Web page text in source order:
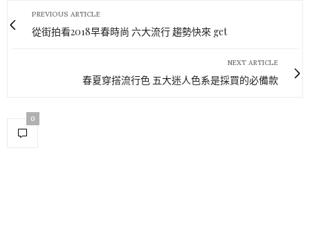
PREVIOUS ARTICLE
從街拍看2018早春時尚 六大流行 趨勢快來 get
NEXT ARTICLE
春夏穿搭流行色 五大迷人色系是採買的必備款
0